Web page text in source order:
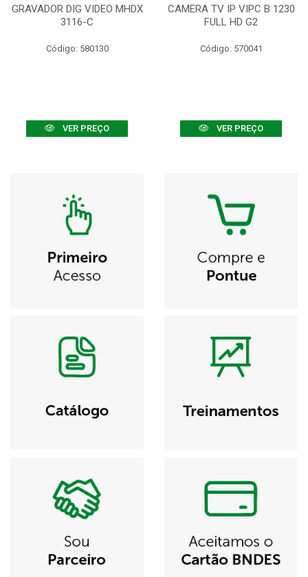
GRAVADOR DIG VIDEO MHDX
3116-C
Código: 580130
VER PREÇO
CAMERA TV IP VIPC B 1230
FULL HD G2
Código: 570041
VER PREÇO